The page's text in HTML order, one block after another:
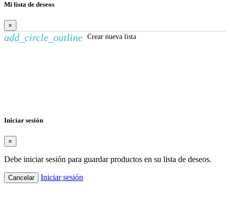
Mi lista de deseos
×
add_circle_outline Crear nueva lista
Iniciar sesión
×
Debe iniciar sesión para guardar productos en su lista de deseos.
Cancelar Iniciar sesión